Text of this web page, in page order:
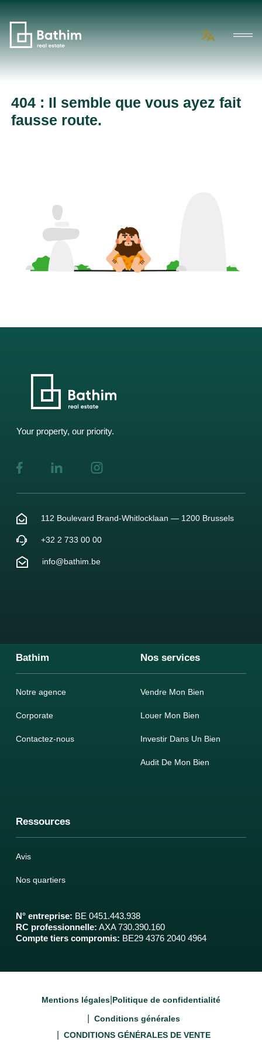
404 : Il semble que vous ayez fait
fausse route.
Your property, our priority.
112 Boulevard Brand-Whitlocklaan — 1200 Brussels
+32 2 733 00 00
info@bathim.be
Bathim Nos services
Notre agence
Corporate
Contactez-nous
Vendre Mon Bien
Louer Mon Bien
Investir Dans Un Bien
Audit De Mon Bien
Ressources
Avis
Nos quartiers
N° entreprise: BE 0451.443.938
RC professionnelle: AXA 730.390.160
Compte tiers compromis: BE29 4376 2040 4964
Mentions légales Politique de confidentialité
Conditions générales
CONDITIONS GÉNÉRALES DE VENTE